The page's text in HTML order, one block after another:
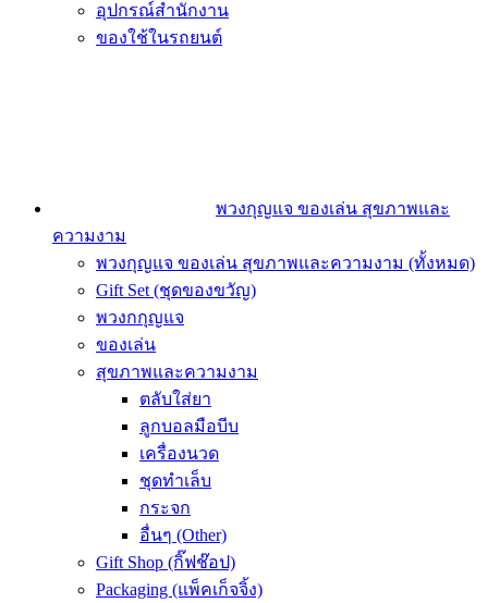
อุปกรณ์สำนักงาน
ของใช้ในรถยนต์
พวงกุญแจ ของเล่น สุขภาพและ
ความงาม
พวงกุญแจ ของเล่น สุขภาพและความงาม (ทั้งหมด)
Gift Set (ชุดของขวัญ)
พวงกกุญแจ
ของเล่น
สุขภาพและความงาม
ตลับใส่ยา
ลูกบอลมือบีบ
เครื่องนวด
ชุดทำเล็บ
กระจก
อื่นๆ (Other)
Gift Shop (กิ๊ฟช๊อป)
Packaging (แพ็คเก็จจิ้ง)